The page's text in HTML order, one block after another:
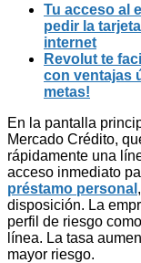
Tu acceso al
pedir la
internet
Revolut te
con ventajas
metas!
En la pantalla
Mercado Crédito,
rápidamente una
acceso inmediato
préstamo personal
disposición. La
perfil de riesgo
línea. La tasa
mayor riesgo.